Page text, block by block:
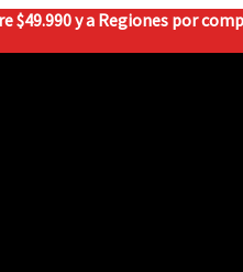
$49.990 y a Regiones por